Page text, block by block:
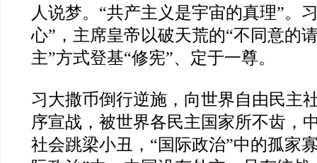
人说梦。 “共产主义是宇宙的真理”。
心” ，主席皇帝以破天荒的“不同意的
主”方式登基“修宪”、定于一尊。
习大撒币倒行逆施，向世界自由民主
序宣战，被世界各民主国家所不齿，
社会跳梁小丑， “国际政治”中的孤家